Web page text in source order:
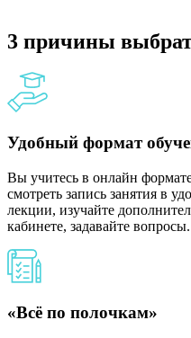
3 причины
Удобный формат
Вы учитесь в онлайн
смотреть запись занятия в
лекции, изучайте
кабинете, задавайте вопросы.
«Всё по полочкам»